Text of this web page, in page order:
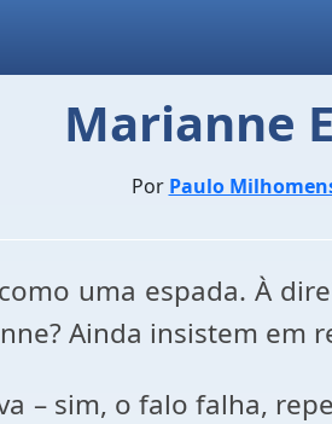
Marianne
Por Paulo
uma espada. À
Ainda insistem em
– sim, o falo falha,